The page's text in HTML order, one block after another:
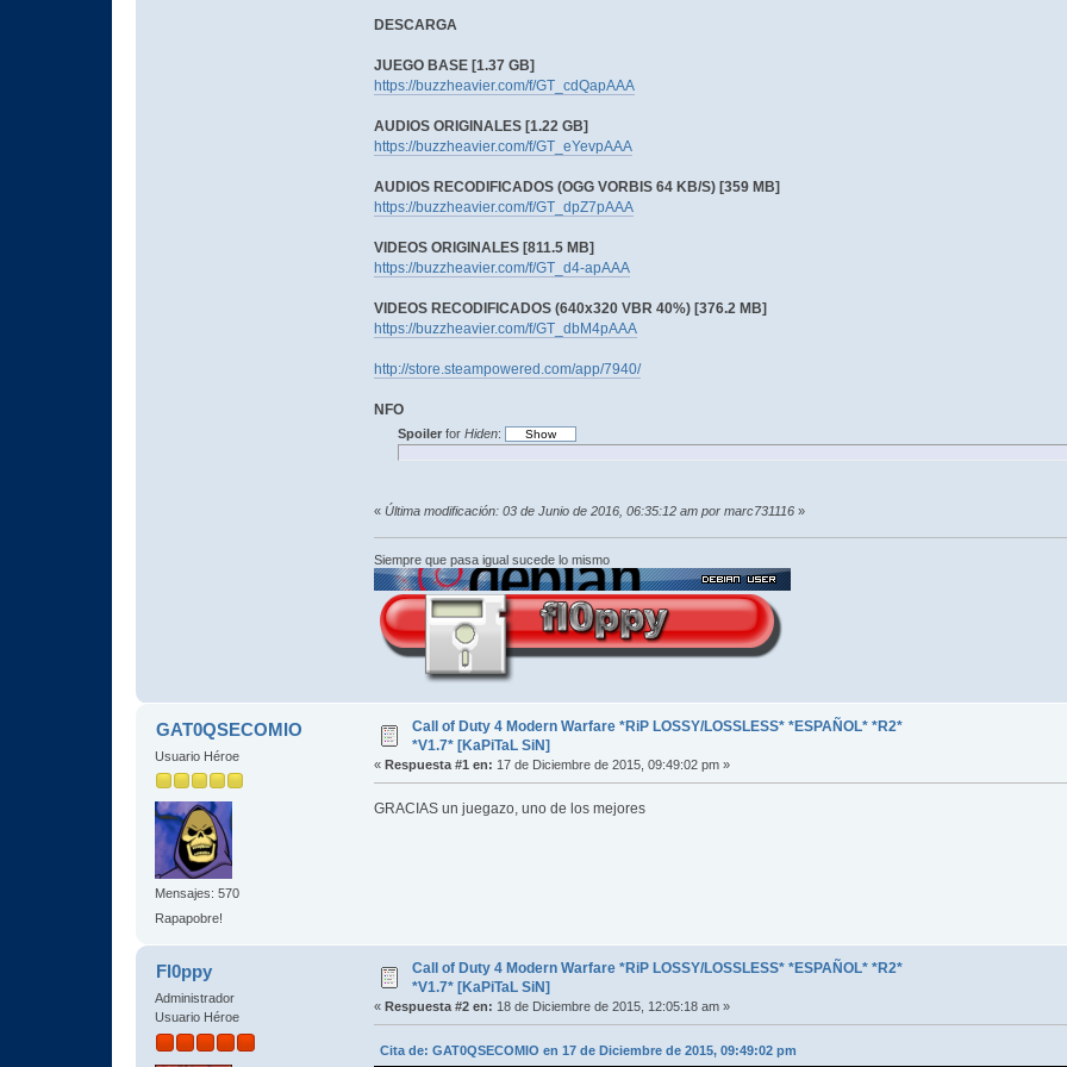
DESCARGA
JUEGO BASE [1.37 GB]
https://buzzheavier.com/f/GT_cdQapAAA
AUDIOS ORIGINALES [1.22 GB]
https://buzzheavier.com/f/GT_eYevpAAA
AUDIOS RECODIFICADOS (OGG VORBIS 64 KB/S) [359 MB]
https://buzzheavier.com/f/GT_dpZ7pAAA
VIDEOS ORIGINALES [811.5 MB]
https://buzzheavier.com/f/GT_d4-apAAA
VIDEOS RECODIFICADOS (640x320 VBR 40%) [376.2 MB]
https://buzzheavier.com/f/GT_dbM4pAAA
http://store.steampowered.com/app/7940/
NFO
Spoilerfor Hiden:
« Última modificación: 03 de Junio de 2016, 06:35:12 am por marc731116»
Siempre que pasa igual sucede lo mismo
GAT0QSECOMIO
Usuario Héroe
Mensajes: 570
Rapapobre!
Call of Duty 4 Modern Warfare *RiP LOSSY/LOSSLESS* *ESPAÑOL* *R2*
*V1.7* [KaPiTaL SiN]
« Respuesta #1 en: 17 de Diciembre de 2015, 09:49:02 pm »
GRACIAS un juegazo, uno de los mejores
Fl0ppy
Administrador
Usuario Héroe
Call of Duty 4 Modern Warfare *RiP LOSSY/LOSSLESS* *ESPAÑOL* *R2*
*V1.7* [KaPiTaL SiN]
« Respuesta #2 en: 18 de Diciembre de 2015, 12:05:18 am »
Cita de: GAT0QSECOMIO en 17 de Diciembre de 2015, 09:49:02 pm